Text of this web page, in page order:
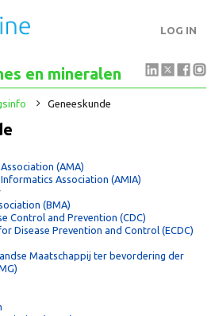
LOG IN
en mineralen
Geneeskunde
Association (AMA)
Informatics Association (AMIA)
(BMA)
Control and Prevention (CDC)
Disease Prevention and Control (ECDC)
Maatschappij ter bevordering der